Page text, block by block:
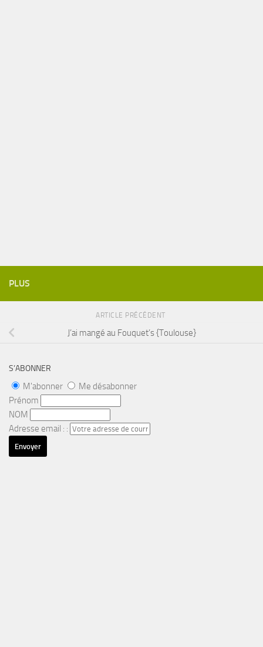
PLUS
ARTICLE PRÉCÉDENT
J’ai mangé au Fouquet’s {Toulouse}
S’ABONNER
M'abonner
Me désabonner
Prénom
NOM
Adresse email : :